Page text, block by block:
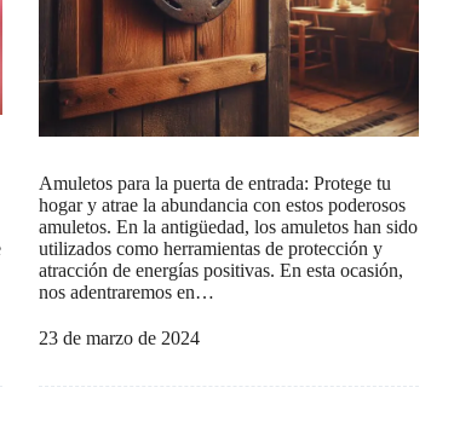
Amuletos para la puerta de entrada: Protege tu
hogar y atrae la abundancia con estos poderosos
amuletos. En la antigüedad, los amuletos han sido
utilizados como herramientas de protección y
atracción de energías positivas. En esta ocasión,
nos adentraremos en…
23 de marzo de 2024